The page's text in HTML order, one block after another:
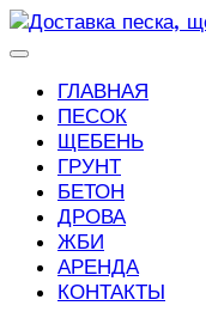
ГЛАВНАЯ
ПЕСОК
ЩЕБЕНЬ
ГРУНТ
БЕТОН
ДРОВА
ЖБИ
АРЕНДА
КОНТАКТЫ